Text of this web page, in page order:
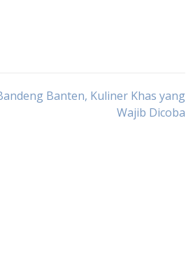
Banten, Kuliner Khas yang
Wajib Dicoba